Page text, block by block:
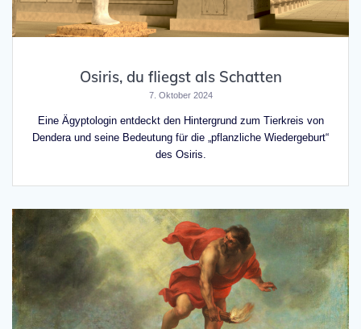
Osiris, du fliegst als Schatten
7. Oktober 2024
Eine Ägyptologin entdeckt den Hintergrund zum Tierkreis von
Dendera und seine Bedeutung für die „pflanzliche Wiedergeburt“
des Osiris.